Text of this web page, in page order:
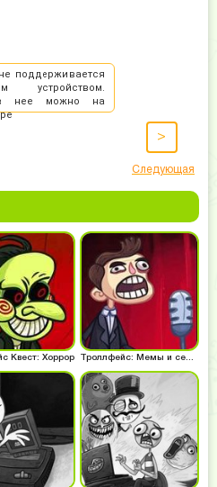
>
Следующая
Квест: Хоррор